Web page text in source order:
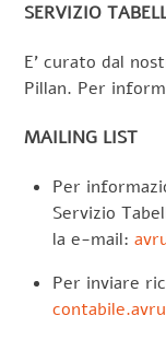
SERVIZIO
E’ curato dal
Pillan. Per
MAILING LIST
Per
Servizio
la e-mail:
Per inviare